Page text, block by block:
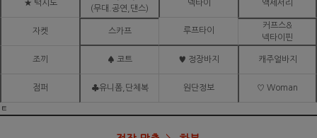
★ 턱시도
(무대.공연,댄스)
넥타이 액세서리
자켓 스카프 루프타이
커프스&
넥타이핀
조끼 ♠ 코트 ♥ 정장바지 캐주얼바지
점퍼 ♣유니폼,단체복 원단정보 ♡ Woman
ㅌ